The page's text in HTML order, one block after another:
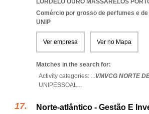
LORDELO OURO MASSARELOS
Comércio por grosso de perfumes e
UNIP
Ver empresa Ver no Mapa
Matches in the search for:
Activity categories: ...VMVCG NORTE
UNIPESSOAL...
Norte-atlântico - Gestão E